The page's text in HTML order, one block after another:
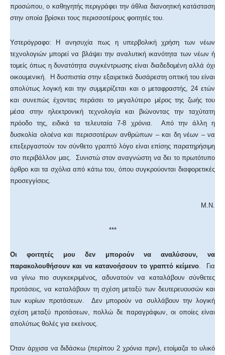
προσώπου, ο καθηγητής περιγράφει την άθλια διανοητική κατάσταση
στην οποία βρίσκει τους περισσοτέρους φοιτητές του.
Υστερόγραφο: Η ανησυχία πως η υπερβολική χρήση των νέων
τεχνολογιών μπορεί να βλάψει την αναλυτική ικανότητα των νέων ή
τομείς όπως η δυνατότητα συγκέντρωσης είναι διαδεδομένη αλλά όχι
οικουμενική. Η δυσπιστία στην εξαιρετικά δυσάρεστη οπτική του είναι
απολύτως λογική και την συμμερίζεται και ο μεταφραστής, 24 ετών
και συνεπώς έχοντας περάσει το μεγαλύτερο μέρος της ζωής του
μέσα στην ηλεκτρονική τεχνολογία και βιώνοντας την ταχύτατη
πρόοδο της, ειδικά τα τελευταία 7-8 χρόνια. Από την άλλη η
δυσκολία ολοένα και περισσοτέρων ανθρώπων – και δη νέων – να
επεξεργαστούν τον σύνθετο γραπτό λόγο είναι επίσης παρατηρήσιμη
στο περιβάλλον μας. Συνιστώ στον αναγνώστη να δει το πρωτότυπο
άρθρο και τα σχόλια από κάτω του, όπου συγκρούονται διαφορετικές
προσεγγίσεις.
M.N.
***
Οι φοιτητές μου δεν μπορούν να αναλύσουν, να
παρακολουθήσουν και να κατανοήσουν το γραπτό κείμενο . Για
να γίνω πιο συγκεκριμένος, αδυνατούν να καταλάβουν σύνθετες
προτάσεις, να καταλάβουν τη σχέση μεταξύ των δευτερευουσών και
των κυρίων προτάσεων. Δεν μπορούν να συλλάβουν την λογική
σχέση μεταξύ προτάσεων, πολλώ δε παραγράφων, οι οποίες είναι
απολύτως θολές για εκείνους.
Όταν άρχισα να διδάσκω (περίπου 2 χρόνια πριν), ετοίμαζα το υλικό